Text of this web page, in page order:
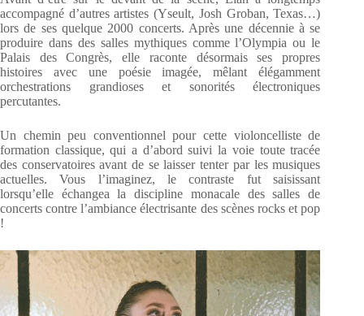
accompagné d’autres artistes (Yseult, Josh Groban, Texas…)
lors de ses quelque 2000 concerts. Après une décennie à se
produire dans des salles mythiques comme l’Olympia ou le
Palais des Congrès, elle raconte désormais ses propres
histoires avec une poésie imagée, mêlant élégamment
orchestrations grandioses et sonorités électroniques
percutantes.
Un chemin peu conventionnel pour cette violoncelliste de
formation classique, qui a d’abord suivi la voie toute tracée
des conservatoires avant de se laisser tenter par les musiques
actuelles. Vous l’imaginez, le contraste fut saisissant
lorsqu’elle échangea la discipline monacale des salles de
concerts contre l’ambiance électrisante des scènes rocks et pop
!